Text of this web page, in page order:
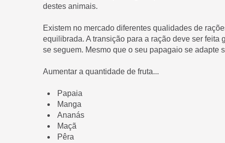
destes animais.
Existem no mercado diferentes qualidades de
equilibrada. A transição para a ração deve ser
se seguem. Mesmo que o seu papagaio se adapte
Aumentar a quantidade de fruta...
Papaia
Manga
Ananás
Maçã
Pêra